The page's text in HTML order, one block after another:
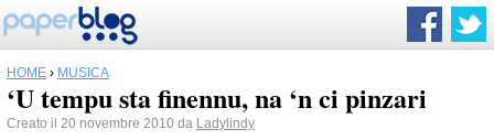
HOME › MUSICA
‘U tempu sta finennu, na ‘n ci pinzari
Creato il 20 novembre 2010 da Ladylindy